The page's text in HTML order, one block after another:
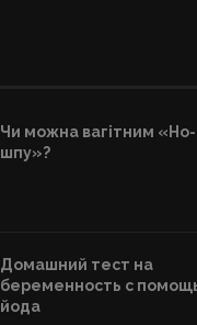
Чи можна вагітним «Но-
шпу»?
Домашний тест на
беременность с
йода